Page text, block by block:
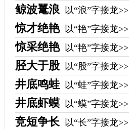
鲸波鼍浪 以“浪”字接龙>>
惊才绝艳 以“艳”字接龙>>
惊采绝艳 以“艳”字接龙>>
胫大于股 以“股”字接龙>>
井底鸣蛙 以“蛙”字接龙>>
井底虾蟆 以“蟆”字接龙>>
竞短争长 以“长”字接龙>>